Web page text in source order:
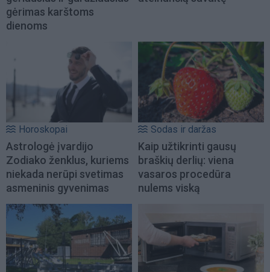
gėrimas karštoms
dienoms
Horoskopai
Astrologė įvardijo
Zodiako ženklus, kuriems
niekada nerūpi svetimas
asmeninis gyvenimas
Sodas ir daržas
Kaip užtikrinti gausų
braškių derlių: viena
vasaros procedūra
nulems viską